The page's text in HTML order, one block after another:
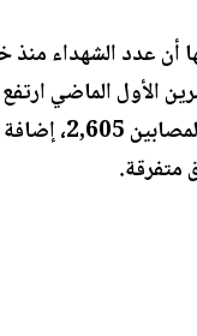
أن عدد الشهداء
شهيدا، فيما بلغ عدد